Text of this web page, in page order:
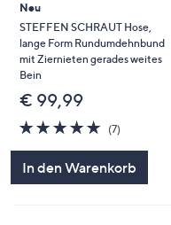
Neu
STEFFEN SCHRAUT Hose,
lange Form Rundumdehnbund
mit Ziernieten gerades weites
Bein
€ 99,99
4.9
von
(7)7
In den Warenkorb